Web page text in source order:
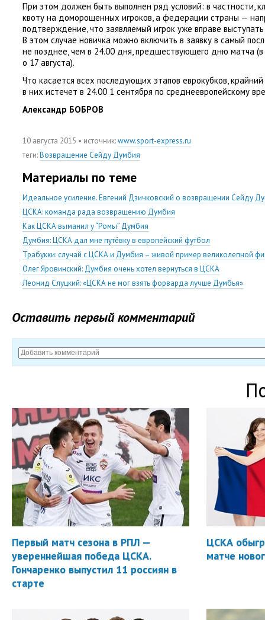
При этом должен быть выполнен ряд условий: в частности,
квоту на доморощенных игроков, а федерации страны —
подтверждение, что заявляемый игрок уже вправе
В этом случае новичка можно включить в заявку в самый
не позднее, чем в 24.00 дня, предшествующего дню матча (
о 17 августа).
Что касается всех последующих этапов еврокубков, крайний
в них истечет в 24.00 1 сентября по среднеевропейскому
Александр БОБРОВ
10 августа 2015 • источник:www.sport-express.ru
теги:Возвращение Сейду Думбия
Материалы по теме
Идеальное усиление. Евгений Дзичковский о возвращении Сейду
ЦСКА: команда рада возвращению Думбия
Как ЦСКА выманил у “Ромы” Думбия
Думбия: ЦСКА дал мне путёвку в европейский футбол
Трабукки: случай с ЦСКА и Думбия – живой пример великолепной
Олег Яровинский: Думбия очень хотел вернуться в ЦСКА
Леонид Слуцкий: «ЦСКА не мог взять форварда лучше Думбья»
Оставить первый комментарий
Первый матч сезона в РПЛ —
увереннейшая победа ЦСКА.
Гончаренко выпустил 11 россиян в
старте
ЦСКА
матче